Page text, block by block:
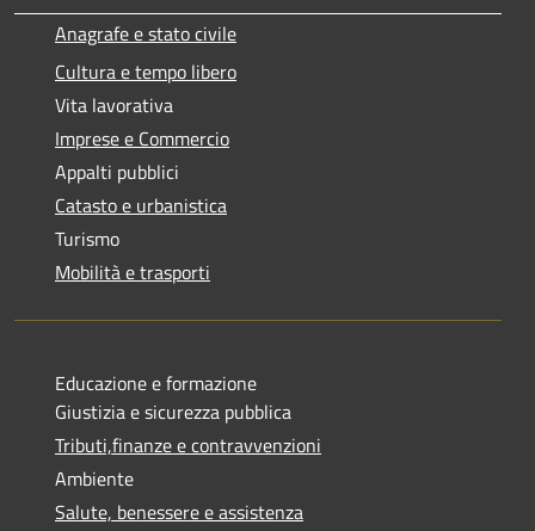
Anagrafe e stato civile
Cultura e tempo libero
Vita lavorativa
Imprese e Commercio
Appalti pubblici
Catasto e urbanistica
Turismo
Mobilità e trasporti
Educazione e formazione
Giustizia e sicurezza pubblica
Tributi,finanze e contravvenzioni
Ambiente
Salute, benessere e assistenza